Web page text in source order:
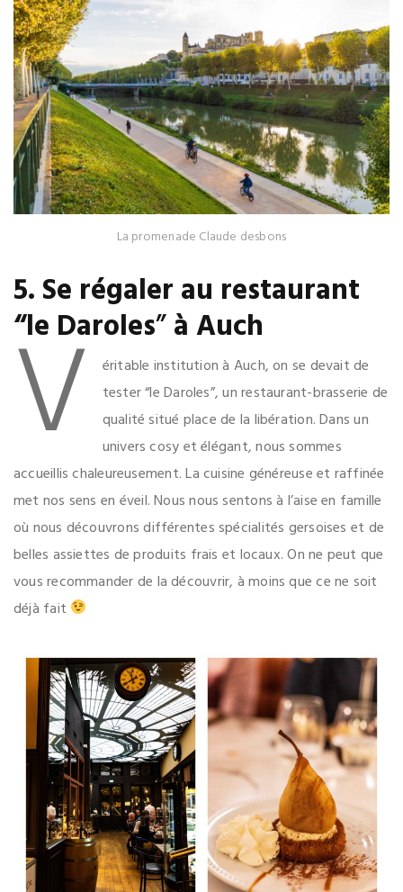
La promenade Claude desbons
5. Se régaler au restaurant
“le Daroles”à Auch
V éritable institution à Auch, on se devait de
tester “le Daroles”, un restaurant-brasserie de
qualité situé place de la libération. Dans un
univers cosy et élégant, nous sommes
accueillis chaleureusement. La cuisine généreuse et raffinée
met nos sens en éveil. Nous nous sentons à l’aise en famille
où nous découvrons différentes spécialités gersoises et de
belles assiettes de produits frais et locaux. On ne peut que
vous recommander de la découvrir, à moins que ce ne soit
déjà fait